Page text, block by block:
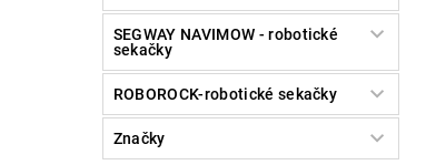
SEGWAY NAVIMOW - robotické
sekačky
ROBOROCK-robotické sekačky
Značky